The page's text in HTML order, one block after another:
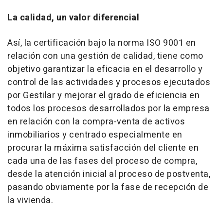
La calidad, un valor diferencial
Así, la certificación bajo la norma ISO 9001 en
relación con una gestión de calidad, tiene como
objetivo garantizar la eficacia en el desarrollo y
control de las actividades y procesos ejecutados
por Gestilar y mejorar el grado de eficiencia en
todos los procesos desarrollados por la empresa
en relación con la compra-venta de activos
inmobiliarios y centrado especialmente en
procurar la máxima satisfacción del cliente en
cada una de las fases del proceso de compra,
desde la atención inicial al proceso de postventa,
pasando obviamente por la fase de recepción de
la vivienda.